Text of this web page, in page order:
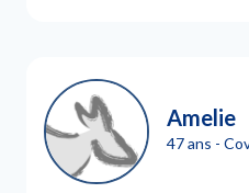
Amelie
47 ans -